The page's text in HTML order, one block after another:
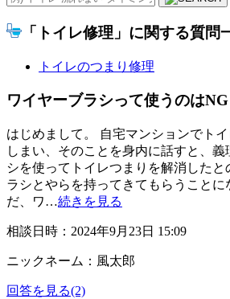
「トイレ修理」に関する質問
トイレのつまり修理
ワイヤーブラシって使うのはNG
はじめまして。 自宅マンションでト
しまい、そのことを身内に話すと、
シを使ってトイレつまりを解消した
ラシとやらを持ってきてもらうことに
だ、ワ…続きを見る
相談日時：2024年9月23日 15:09
ニックネーム：風太郎
回答を見る(2)